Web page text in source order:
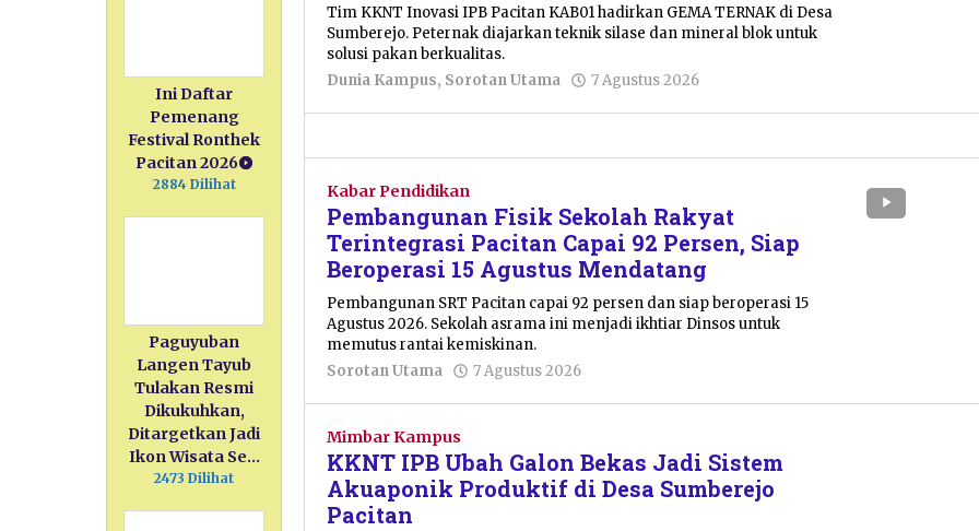
Ini Daftar
Pemenang
Festival Ronthek
Pacitan 2026
2884 Dilihat
Paguyuban
Langen Tayub
Tulakan Resmi
Dikukuhkan,
Ditargetkan Jadi
Ikon Wisata Se…
2473 Dilihat
Tim KKNT Inovasi IPB Pacitan KAB01 hadirkan GEMA TERNAK di Desa
Sumberejo. Peternak diajarkan teknik silase dan mineral blok untuk
solusi pakan berkualitas.
Dunia Kampus, Sorotan Utama 7 Agustus 2026
Shalahuddin
Kabar Pendidikan
Pembangunan Fisik Sekolah Rakyat
Terintegrasi Pacitan Capai 92 Persen, Siap
Beroperasi 15 Agustus Mendatang
Pembangunan SRT Pacitan capai 92 persen dan siap beroperasi 15
Agustus 2026. Sekolah asrama ini menjadi ikhtiar Dinsos untuk
memutus rantai kemiskinan.
Sorotan Utama
7 Agustus 2026
Primanto
Mimbar Kampus
KKNT IPB Ubah Galon Bekas Jadi Sistem
Akuaponik Produktif di Desa Sumberejo
Pacitan